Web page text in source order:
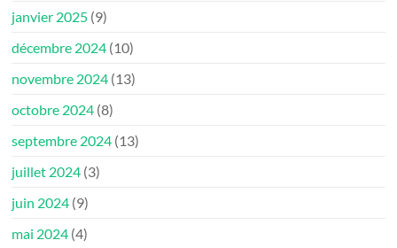
janvier 2025 (9)
décembre 2024 (10)
novembre 2024 (13)
octobre 2024 (8)
septembre 2024 (13)
juillet 2024 (3)
juin 2024 (9)
mai 2024 (4)